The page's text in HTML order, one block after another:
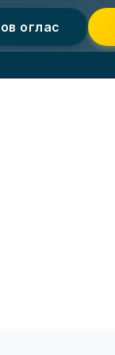
оглас